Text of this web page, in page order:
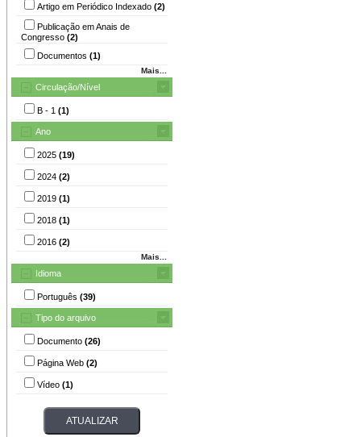
Artigo em Periódico Indexado (2)
Publicação em Anais de
Congresso (2)
Documentos (1)
Mais...
Circulação/Nível
B - 1 (1)
Ano
2025 (19)
2024 (2)
2019 (1)
2018 (1)
2016 (2)
Mais...
Idioma
Português (39)
Tipo do arquivo
Documento (26)
Página Web (2)
Vídeo (1)